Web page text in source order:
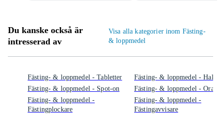
Du kanske också är
intresserad av
Visa alla kategorier inom Fästing-
& loppmedel
Fästing- & loppmedel - Tabletter
Fästing- & loppmedel - Spot-on
Fästing- & loppmedel -
Fästingplockare
Fästing- & loppmedel -
Fästing- & loppmedel - Oral
Fästing- & loppmedel -
Fästingavvisare